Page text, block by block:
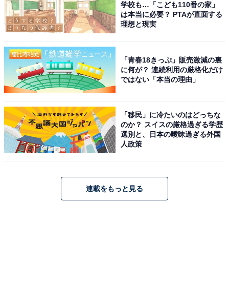
学校も…「こども110番の家」
は本当に必要？ PTAが直面する
理想と現実
「青春18きっぷ」販売激減の裏
に何が？ 連続利用の厳格化だけ
ではない「本当の理由」
「移民」に冷たいのはどっちな
のか？ スイスの厳格過ぎる学歴
選別と、日本の曖昧過ぎる外国
人政策
連載をもっと見る